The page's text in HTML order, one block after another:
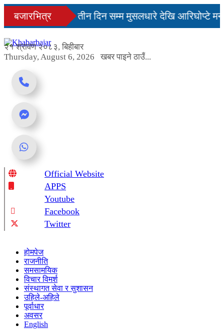
Skip
content
बजारभित्र
सहज हुन्छ’
तीन दिन सम्म मुसलधारे देखि आरिघोप्टे
२१ श्रावण २०८३, बिहीबार
Thursday, August 6, 2026
खबर पाइने ठाउँ...
Online News Portal
Official Website
APPS
Youtube
Facebook
Twitter
होमपेज
राजनीति
समसामयिक
विचार विमर्श
संस्थागत सेवा र सुशासन
उहिले-अहिले
पूर्वाधार
अवसर
English